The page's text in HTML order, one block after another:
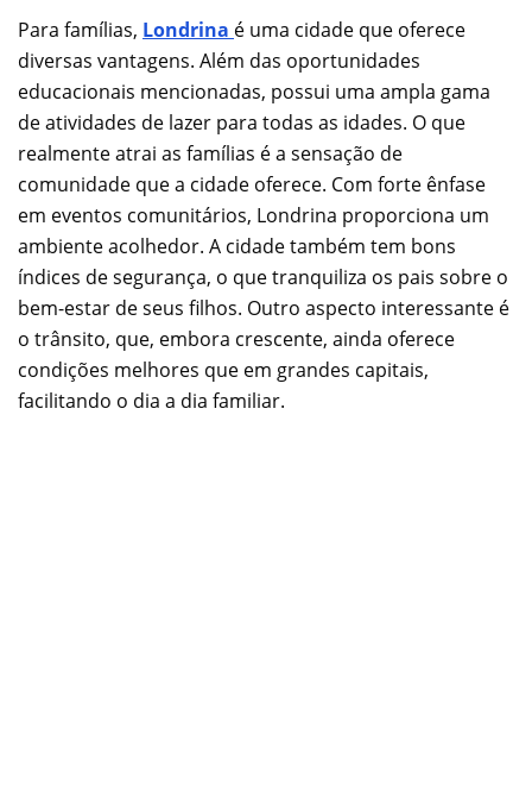
Para famílias, Londrina é uma cidade que oferece
diversas vantagens. Além das oportunidades
educacionais mencionadas, possui uma ampla gama
de atividades de lazer para todas as idades. O que
realmente atrai as famílias é a sensação de
comunidade que a cidade oferece. Com forte ênfase
em eventos comunitários, Londrina proporciona um
ambiente acolhedor. A cidade também tem bons
índices de segurança, o que tranquiliza os pais sobre o
bem-estar de seus filhos. Outro aspecto interessante é
o trânsito, que, embora crescente, ainda oferece
condições melhores que em grandes capitais,
facilitando o dia a dia familiar.